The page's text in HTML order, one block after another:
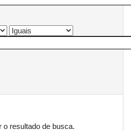
o resultado de busca.